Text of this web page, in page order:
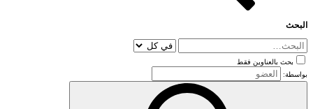
البحث
بحث بالعناوين فقط
بواسطة: